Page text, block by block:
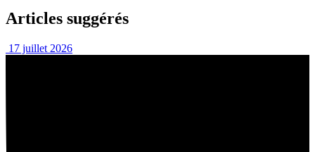
Articles suggérés
17 juillet 2026